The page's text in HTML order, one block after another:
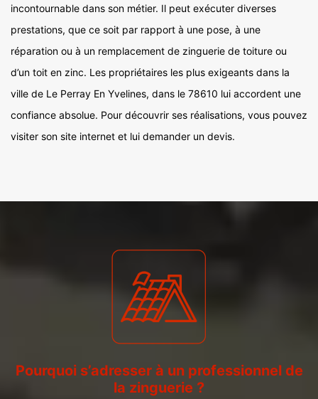
incontournable dans son métier. Il peut exécuter diverses
prestations, que ce soit par rapport à une pose, à une
réparation ou à un remplacement de zinguerie de toiture ou
d’un toit en zinc. Les propriétaires les plus exigeants dans la
ville de Le Perray En Yvelines, dans le 78610 lui accordent une
confiance absolue. Pour découvrir ses réalisations, vous pouvez
visiter son site internet et lui demander un devis.
Pourquoi s’adresser à un professionnel de
la zinguerie ?